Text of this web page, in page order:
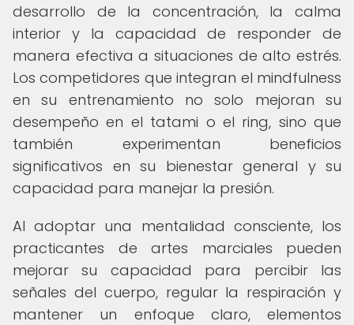
desarrollo de la concentración, la calma
interior y la capacidad de responder de
manera efectiva a situaciones de alto estrés.
Los competidores que integran el mindfulness
en su entrenamiento no solo mejoran su
desempeño en el tatami o el ring, sino que
también experimentan beneficios
significativos en su bienestar general y su
capacidad para manejar la presión.
Al adoptar una mentalidad consciente, los
practicantes de artes marciales pueden
mejorar su capacidad para percibir las
señales del cuerpo, regular la respiración y
mantener un enfoque claro, elementos